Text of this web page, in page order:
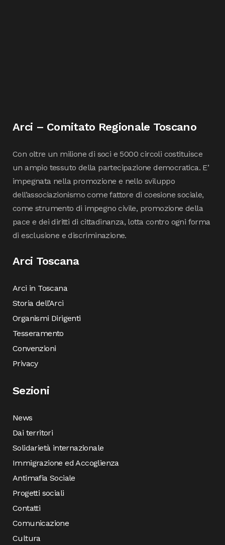
Arci – Comitato Regionale Toscano
Con oltre un milione di soci e 5000 circoli costituisce
un ampio tessuto della partecipazione democratica. E’
impegnata nella promozione e nello sviluppo
dell’associazionismo come fattore di coesione sociale,
come strumento di impegno civile, promozione della
pace e dei diritti di cittadinanza, lotta contro ogni forma
di esclusione e discriminazione.
Arci Toscana
Arci in Toscana
Storia dell’Arci
Organismi Dirigenti
Tesseramento
Convenzioni
Privacy
Sezioni
News
Dai territori
Solidarietà internazionale
Immigrazione ed Accoglienza
Antimafia Sociale
Progetti sociali
Contatti
Comunicazione
Cultura